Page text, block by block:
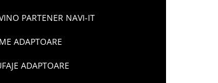
PARTENER NAVI-IT
ADAPTOARE
ADAPTOARE